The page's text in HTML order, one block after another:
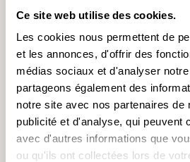
Ce site web utilise des cookies.
Les cookies nous permettent de
et les annonces, d'offrir des
médias sociaux et d'analyser
partageons également des
notre site avec nos partenaires de
publicité et d'analyse, qui peuvent
avec d'autres informations que
ou qu'ils ont collectées lors de
Pour une attribution automatique
revalorisation du crédit d’impôt
Publié le09.12.2021par Narimène
© 2026 Fondation IDEA
Politique de